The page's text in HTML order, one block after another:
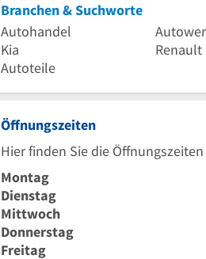
Branchen & Suchworte
Autohandel
Kia
Renault
Autoteile
Öffnungszeiten
Hier finden Sie die
Montag
Dienstag
Mittwoch
Donnerstag
Freitag